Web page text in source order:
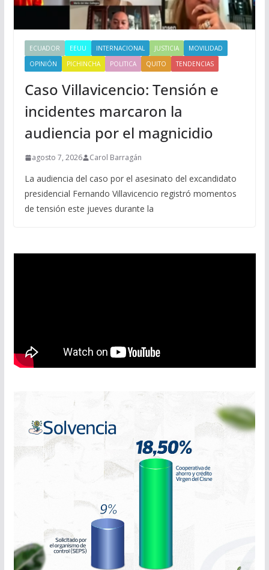
ECUADOR EEUU INTERNACIONAL JUSTICIA
MOVILIDAD
OPINIÓN
PICHINCHA POLITICA QUITO TENDENCIAS
Caso Villavicencio: Tensión e
incidentes marcaron la
audiencia por el magnicidio
agosto 7, 2026 Carol Barragán
La audiencia del caso por el asesinato del excandidato
presidencial Fernando Villavicencio registró momentos
de tensión este jueves durante la